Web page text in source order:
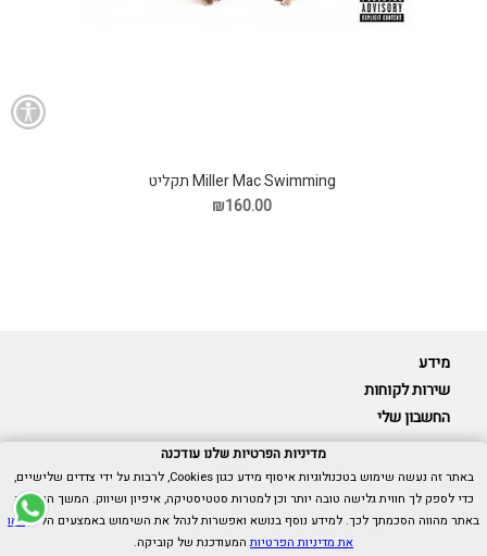
Miller Mac Swimming תקליט
₪160.00
מידע
שירות לקוחות
החשבון שלי
Cubica © כל הזכויות שמורות.
אנו כאן בשבילך -055-9511314
מדיניות הפרטיות שלנו עודכנה
באתר זה נעשה שימוש בטכנולוגיות איסוף מידע כגון Cookies, לרבות על ידי צדדים שלישיים,
כדי לספק לך חווית גלישה טובה יותר וכן למטרות סטטיסטיקה, איפיון ושיווק. המשך הגלישה
באתר מהווה הסכמתך לכך. למידע נוסף בנושא ואפשרות לנהל את השימוש באמצעים הללו,ראו
את מדיניות הפרטיותהמעודכנת של קוביקה.